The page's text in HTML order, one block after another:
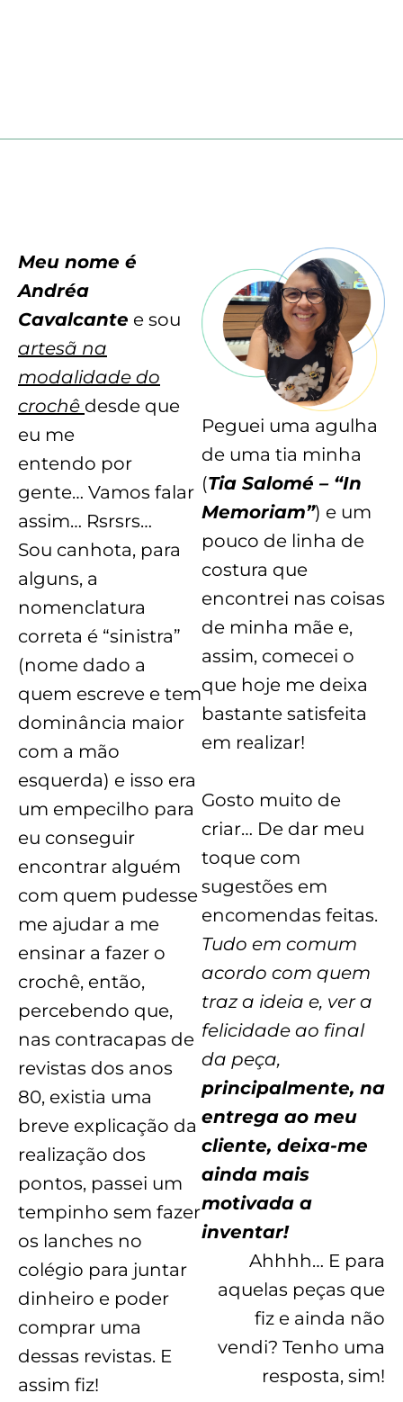
Meu nome é
Andréa
Cavalcante e sou
artesã na
modalidade do
crochê desde que
eu me
entendo por
gente… Vamos falar
assim… Rsrsrs…
Sou canhota, para
alguns, a
nomenclatura
correta é “sinistra”
(nome dado a
quem escreve e tem
dominância maior
com a mão
esquerda) e isso era
um empecilho para
eu conseguir
encontrar alguém
com quem pudesse
me ajudar a me
ensinar a fazer o
crochê, então,
percebendo que,
nas contracapas de
revistas dos anos
80, existia uma
breve explicação da
realização dos
pontos, passei um
tempinho sem fazer
os lanches no
colégio para juntar
dinheiro e poder
comprar uma
dessas revistas. E
assim fiz!
Peguei uma agulha
de uma tia minha
(Tia Salomé – “In
Memoriam”) e um
pouco de linha de
costura que
encontrei nas coisas
de minha mãe e,
assim, comecei o
que hoje me deixa
bastante satisfeita
em realizar!
Gosto muito de
criar… De dar meu
toque com
sugestões em
encomendas feitas.
Tudo em comum
acordo com quem
traz a ideia e, ver a
felicidade ao final
da peça,
principalmente, na
entrega ao meu
cliente, deixa-me
ainda mais
motivada a
inventar!
Ahhhh… E para
aquelas peças que
fiz e ainda não
vendi? Tenho uma
resposta, sim!